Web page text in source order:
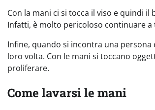
Con la mani ci si tocca il viso e quindi
Infatti, è molto pericoloso continuare
Infine, quando si incontra una
loro volta. Con le mani si toccano
proliferare.
Come lavarsi le mani